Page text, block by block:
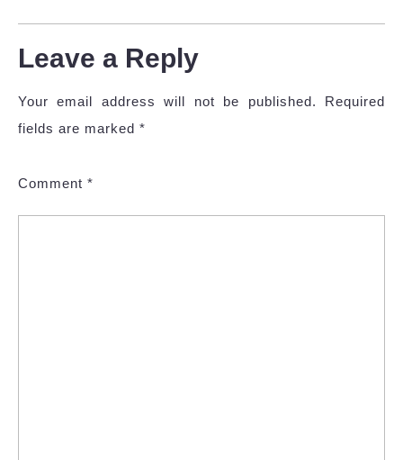
Leave a Reply
Your email address will not be published.
Required
fields are marked *
Comment *